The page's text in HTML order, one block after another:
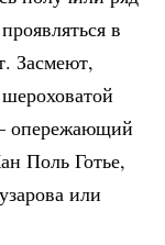
в
Засмеют,
опережающий
Поль Готье,
или